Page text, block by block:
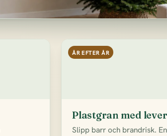
ÅR EFTER ÅR
Plastgran med
Slipp barr och brandrisk.